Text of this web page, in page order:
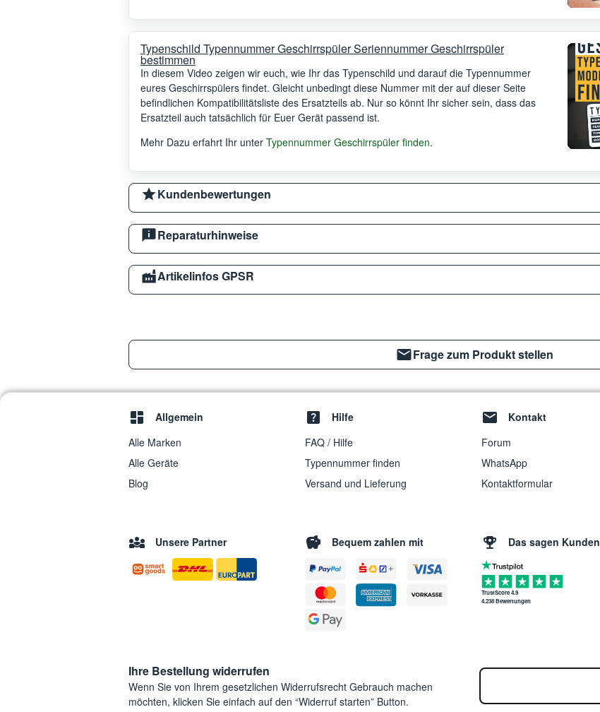
Typenschild Typennummer Geschirrspüler Seriennummer Geschirrspüler
bestimmen
In diesem Video zeigen wir euch, wie Ihr das Typenschild und darauf die Typennummer
eures Geschirrspülers findet. Gleicht unbedingt diese Nummer mit der auf dieser Seite
befindlichen Kompatibilitätsliste des Ersatzteils ab. Nur so könnt Ihr sicher sein, dass das
Ersatzteil auch tatsächlich für Euer Gerät passend ist.
Mehr Dazu erfahrt Ihr unter Typennummer Geschirrspüler finden.
Kundenbewertungen
Reparaturhinweise
Artikelinfos GPSR
Frage zum Produkt stellen
Allgemein
Alle Marken
Alle Geräte
Blog
Hilfe
FAQ / Hilfe
Typennummer finden
Versand und Lieferung
Kontakt
Forum
WhatsApp
Kontaktformular
Unsere Partner Bequem zahlen mit Das sagen Kunden
TrustScore 4.9
4.238 Bewertungen
Ihre Bestellung widerrufen
Wenn Sie von Ihrem gesetzlichen Widerrufsrecht Gebrauch machen
möchten, klicken Sie einfach auf den “Widerruf starten” Button.